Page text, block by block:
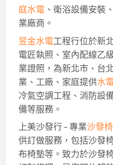
庭水電、衛浴設備安裝
業廠商。
昱金水電工程行位於新
電匠執照、室內配線乙
業證照，為新北市、台
業、工廠、家庭提供水
冷氣空調工程、消防設
備等服務。
上美沙發行 – 專業沙發
供訂做服務，包括沙發
布椅墊等。致力於沙發